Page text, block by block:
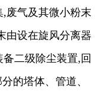
,废气及其微小粉末
由设在旋风分离器
备二级除尘装置, 回
的塔体、管道、